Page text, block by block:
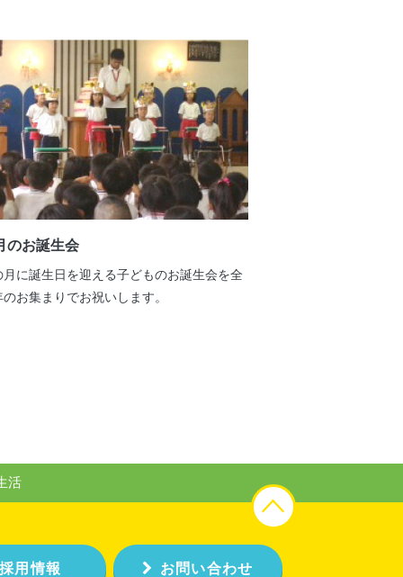
のお誕生会
月に誕生日を迎える子どものお誕生会を全
お集まりでお祝いします。
活
採用情報 お問い合わせ